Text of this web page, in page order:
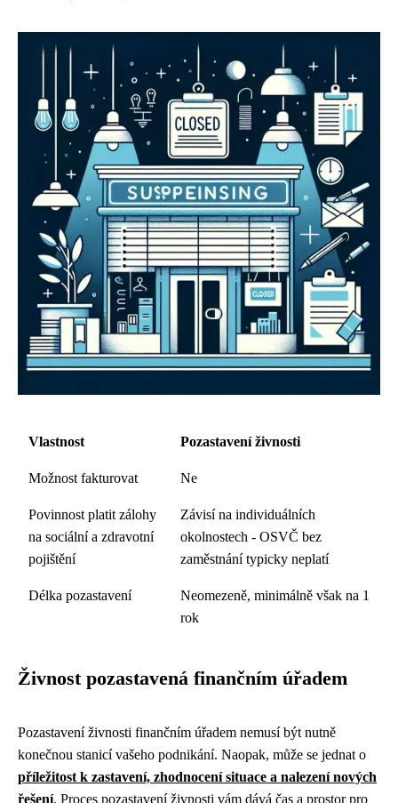
Vlastnost Pozastavení živnosti
Možnost fakturovat Ne
Povinnost platit zálohy
na sociální a zdravotní
pojištění
Závisí na individuálních
okolnostech - OSVČ bez
zaměstnání typicky neplatí
Délka pozastavení
Neomezeně, minimálně však na 1
rok
Živnost pozastavená finančním úřadem
Pozastavení živnosti finančním úřadem nemusí být nutně
konečnou stanicí vašeho podnikání. Naopak, může se jednat o
příležitost k zastavení, zhodnocení situace a nalezení nových
řešení. Proces pozastavení živnosti vám dává čas a prostor pro